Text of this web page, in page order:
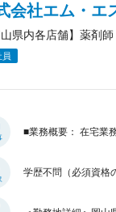
会社エム・エ
山県内各店舗】薬
員
■業務概要： 在宅業
学歴不問（必須資格